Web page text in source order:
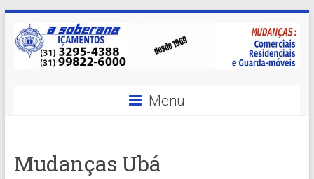
content
A
Menu
Mudanças Ubá